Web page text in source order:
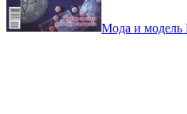
Мода и модель